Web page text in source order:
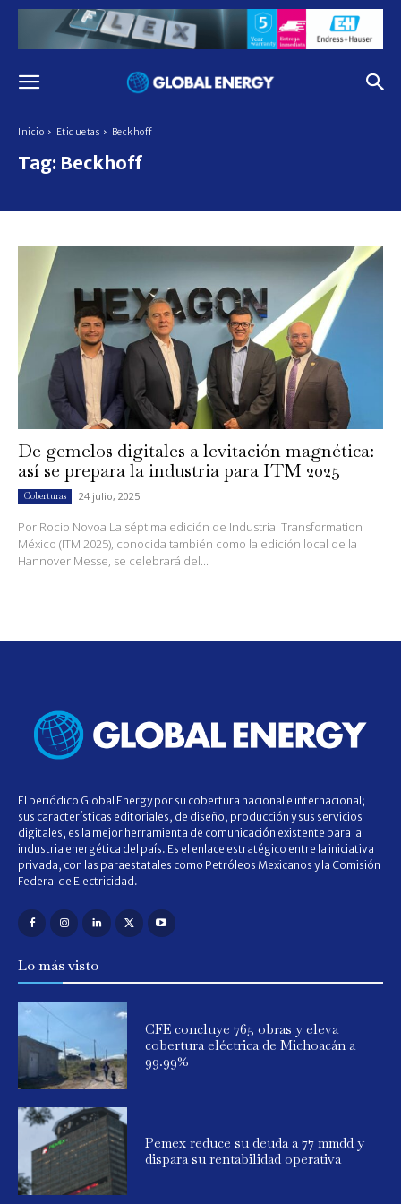
Inicio Etiquetas Beckhoff
Tag: Beckhoff
De gemelos digitales a levitación magnética:
así se prepara la industria para ITM 2025
Coberturas 24 julio, 2025
Por Rocio Novoa La séptima edición de Industrial Transformation
México (ITM 2025), conocida también como la edición local de la
Hannover Messe, se celebrará del...
El periódico Global Energy por su cobertura nacional e internacional;
sus características editoriales, de diseño, producción y sus servicios
digitales, es la mejor herramienta de comunicación existente para la
industria energética del país. Es el enlace estratégico entre la iniciativa
privada, con las paraestatales como Petróleos Mexicanos y la Comisión
Federal de Electricidad.
Lo más visto
CFE concluye 765 obras y eleva
cobertura eléctrica de Michoacán a
99.99%
Pemex reduce su deuda a 77 mmdd y
dispara su rentabilidad operativa